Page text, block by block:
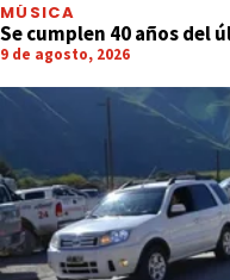
MÚSICA
Se cumplen 40 años del
9 de agosto, 2026